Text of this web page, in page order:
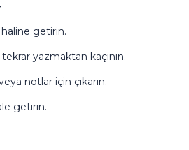
getirin.
yazmaktan kaçının.
notlar için çıkarın.
getirin.